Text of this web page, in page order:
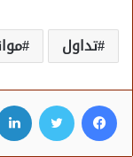
تداول
فيسبوك تويتر